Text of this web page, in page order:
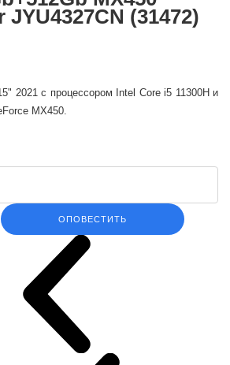
JYU4327CN (31472)
2021 с процессором Intel Core i5 11300H и
MX450.
ОПОВЕСТИТЬ